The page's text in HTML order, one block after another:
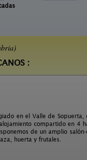
:
en el Valle de Sopuerta,
compartido en 4
de un amplio salón-
huerta y frutales.